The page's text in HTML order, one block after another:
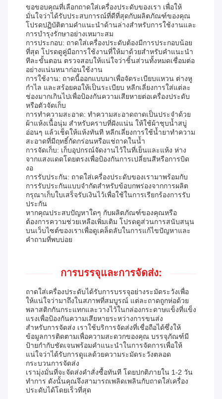
ขอขอบคุณที่เลือกถาดใส่เครื่องประดับของเรา เพื่อให้
มั่นใจว่าได้รับประสบการณ์ที่ดีที่สุดกับผลิตภัณฑ์ของคุณ
โปรดปฏิบัติตามคำแนะนำด้านล่างสำหรับการใช้งานและ
การบำรุงรักษาอย่างเหมาะสม
การประกอบ: ถาดใส่เครื่องประดับต้องมีการประกอบน้อย
ที่สุด โปรดดูคู่มือการใช้งานที่ให้มาด้วยสำหรับคำแนะนำ
ทีละขั้นตอน ตรวจสอบให้แน่ใจว่าชิ้นส่วนทั้งหมดเชื่อมต่อ
อย่างแน่นหนาก่อนใช้งาน
การใช้งาน: ถาดนี้ออกแบบมาเพื่อจัดระเบียบแหวน ต่างหู
กำไล และสร้อยคอให้เป็นระเบียบ หลีกเลี่ยงการใส่แต่ละ
ช่องมากเกินไปเพื่อป้องกันความเสียหายต่อเครื่องประดับ
หรือตัวจัดเก็บ
การทำความสะอาด: ทำความสะอาดถาดเป็นประจำด้วย
ผ้าแห้งเนื้อนุ่ม สำหรับคราบที่ฝังแน่น ให้ใช้ผ้าชุบน้ำสบู่
อ่อนๆ แล้วเช็ดให้แห้งทันที หลีกเลี่ยงการใช้น้ำยาทำความ
สะอาดที่มีฤทธิ์กัดกร่อนหรือแช่ถาดในน้ำ
การจัดเก็บ: เก็บอุปกรณ์จัดงานไว้ในที่เย็นและแห้ง ห่าง
จากแสงแดดโดยตรงเพื่อป้องกันการเปลี่ยนสีหรือการบิด
งอ
การรับประกัน: ถาดใส่เครื่องประดับของเรามาพร้อมกับ
การรับประกันแบบจำกัดสำหรับข้อบกพร่องจากการผลิต
กรุณาเก็บใบเสร็จรับเงินไว้เพื่อใช้ในการเรียกร้องการรับ
ประกัน
หากคุณประสบปัญหาใดๆ กับผลิตภัณฑ์ของคุณหรือ
ต้องการความช่วยเหลือเพิ่มเติม โปรดดูส่วนการสนับสนุน
บนเว็บไซต์ของเราเพื่อดูเคล็ดลับในการแก้ไขปัญหาและ
คำถามที่พบบ่อย
การบรรจุและการจัดส่ง:
ถาดใส่เครื่องประดับได้รับการบรรจุอย่างระมัดระวังเพื่อ
ให้แน่ใจว่ามาถึงในสภาพที่สมบูรณ์ แต่ละถาดถูกห่อด้วย
พลาสติกกันกระแทกและวางไว้ในกล่องกระดาษแข็งที่แข็ง
แรงเพื่อป้องกันความเสียหายระหว่างการขนส่ง
สำหรับการจัดส่ง เราใช้บริการจัดส่งที่เชื่อถือได้ซึ่งให้
ข้อมูลการติดตามเพื่อความสะดวกของคุณ บรรจุภัณฑ์มี
ป้ายกำกับชัดเจนพร้อมคำแนะนำในการจัดการเพื่อให้
แน่ใจว่าได้รับการดูแลด้วยความระมัดระวังตลอด
กระบวนการจัดส่ง
เรามุ่งมั่นที่จะจัดส่งคำสั่งซื้อทันที โดยปกติภายใน 1-2 วัน
ทำการ ดังนั้นคุณจึงสามารถเพลิดเพลินกับถาดใส่เครื่อง
ประดับได้โดยเร็วที่สุด